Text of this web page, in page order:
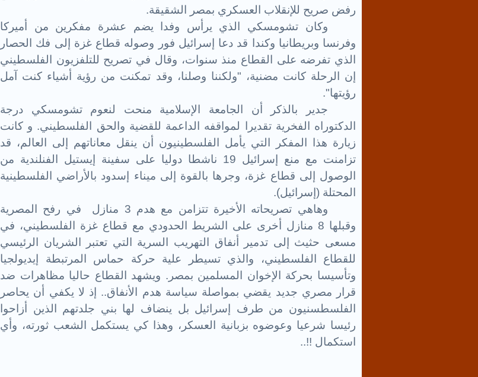
رفض صريح للإنقلاب العسكري بمصر الشقيقة.
وكان تشومسكي الذي يرأس وفدا يضم عشرة مفكرين من أميركا
وفرنسا وبريطانيا وكندا قد دعا إسرائيل فور وصوله قطاع غزة إلى فك الحصار
الذي تفرضه على القطاع منذ سنوات، وقال في تصريح للتلفزيون الفلسطيني
إن الرحلة كانت مضنية، "ولكننا وصلنا، وقد تمكنت من رؤية أشياء كنت آمل
رؤيتها".
جدير بالذكر أن الجامعة الإسلامية منحت لنعوم تشومسكي درجة
الدكتوراه الفخرية تقديرا لمواقفه الداعمة للقضية والحق الفلسطيني. و كانت
زيارة هذا المفكر التي يأمل الفلسطينيون أن ينقل معاناتهم إلى العالم، قد
تزامنت مع منع إسرائيل 19 ناشطا دوليا على سفينة إيستيل الفنلندية من
الوصول إلى قطاع غزة، وجرها بالقوة إلى ميناء إسدود بالأراضي الفلسطينية
المحتلة (إسرائيل).
وهاهي تصريحاته الأخيرة تتزامن مع هدم 3 منازل في رفح المصرية
وقبلها 8 منازل أخرى على الشريط الحدودي مع قطاع غزة الفلسطيني، في
مسعى حثيث إلى تدمير أنفاق التهريب السرية التي تعتبر الشريان الرئيسي
للقطاع الفلسطيني، والذي تسيطر علية حركة حماس المرتبطة إيديولجيا
وتأسيسا بحركة الإخوان المسلمين بمصر. ويشهد القطاع حاليا مظاهرات ضد
قرار مصري جديد يقضي بمواصلة سياسة هدم الأنفاق.. إذ لا يكفي أن يحاصر
الفلسطسنيون من طرف إسرائيل بل ينضاف لها بني جلدتهم الذين أزاحوا
رئيسا شرعيا وعوضوه بزبانية العسكر، وهذا كي يستكمل الشعب ثورته، وأي
استكمال !!
..